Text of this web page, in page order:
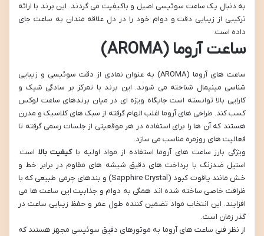
به دنبال یک ساعت سوئیسی اصیل و باکیفیت می گردند. این برند با ارائه
ترکیبی از زیبایی دقت و دوام خود را در دل علاقه مندان به ساعت جای
داده است.
ساعت آروما (AROMA)
ساعت های آروما (AROMA) به عنوان نمادی از دقت سوئیسی و زیبایی
شناسی مینیمال شناخته می شوند. این برند با تمرکز بر سادگی شیک و
کارایی بالا توانسته است جایگاه ویژه ای در میان برندهای ساعت لوکس
کسب کند. طراحی های آروما اغلب الهام گرفته از سبک های کلاسیک و مدرن
هستند که آن ها را برای استفاده در هر موقعیتی از جلسات رسمی گرفته تا
فعالیت های روزمره مناسب می سازد.
ویژگی بارز ساعت های آروما استفاده از مواد اولیه باکیفیت بالا است.
استیل ضدزنگ با پرداخت های دقیق شیشه های مقاوم در برابر خط و
خش مانند یاقوت کبود (Sapphire Crystal) و بندهای چرمی طبیعی که با
ظرافت خاصی ساخته شده اند همگی به دوام و جذابیت این ساعت ها می
افزایند. این انتخاب مواد تضمین کننده طول عمر و حفظ زیبایی ساعت در
گذر زمان است.
از نظر فنی ساعت های آروما به موتورهای دقیق سوئیسی مجهز هستند که